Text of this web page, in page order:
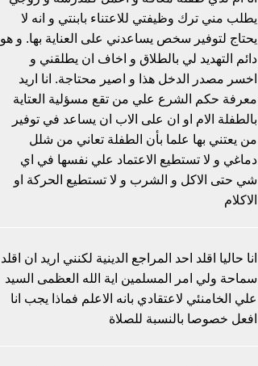
يطلب مني ترك وظيفتي للاعتناء بابنتي و انه لا
يحتاج لتوفير سخص يساعدني على العناية بها. و هو
دائم التهديد لي بالطلاق و اخاف ان يطلقني و
اخسر مصدر الدخل هذا و اصير محتاجة. انا اريد
معرفة حكم الشرع علي من تقع مسؤلية العتاية
بالطفلة الام او ان على الاب ان يساعد في توفير
من يعتني بها علما بأن الطفلة تعاني من شلل
دماغي و لا تستطيع الاعتماد علي نفسها في اي
شي حتى الاكل و الشرب و لا تستطيع الحركة او
الاكلام
انا حاليا اقلد احد المراجع الدينية لكنني اريد ان اقلد
سماحة ولي امر المسلمين اية الله العظمى السيد
علي الخامنئي لاعتقادي بانه الاعلم فماذا يجب انا
افعل خصوصا بالنسبة للصلاة